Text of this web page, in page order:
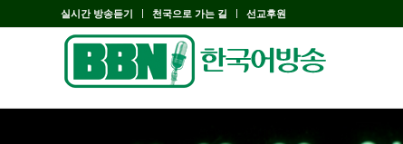
실시간 방송듣기 천국으로 가는 길 선교후원